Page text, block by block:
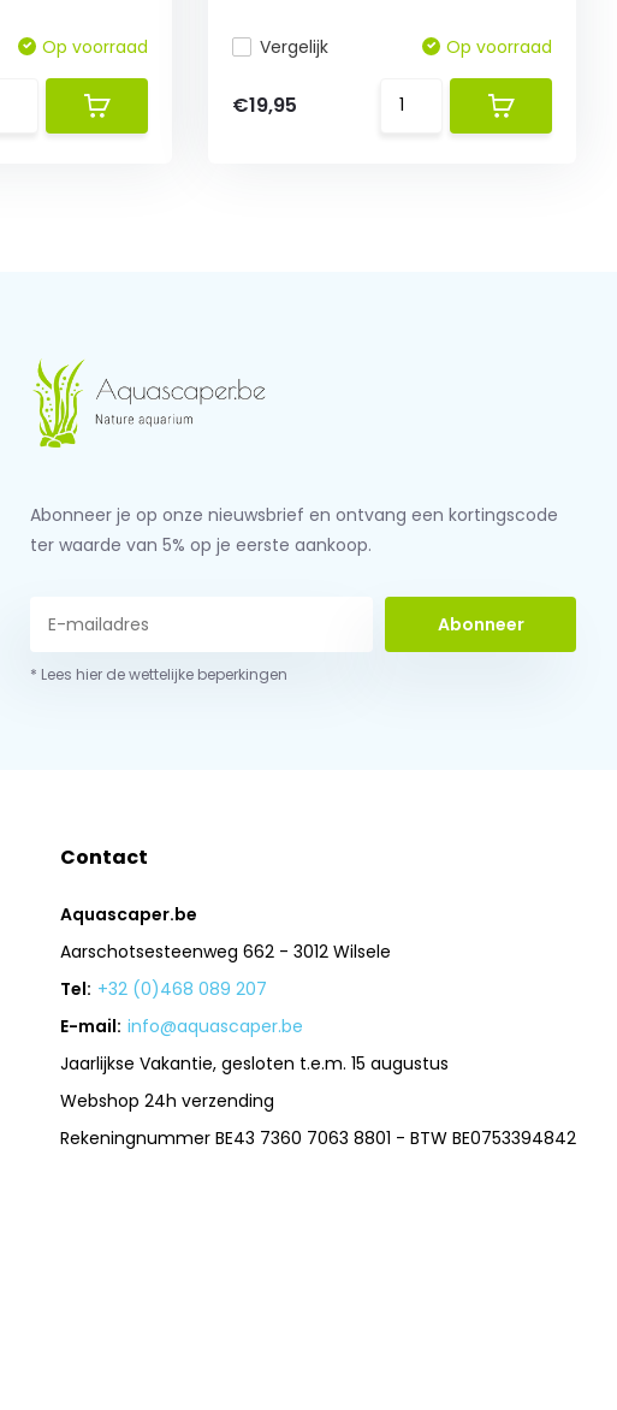
Op voorraad Vergelijk Op voorraad
€19,95
Abonneer je op onze nieuwsbrief en ontvang een kortingscode
ter waarde van 5% op je eerste aankoop.
Abonneer
* Lees hier de wettelijke beperkingen
Contact
Aquascaper.be
Aarschotsesteenweg 662 - 3012 Wilsele
Tel: +32 (0)468 089 207
E-mail: info@aquascaper.be
Jaarlijkse Vakantie, gesloten t.e.m. 15 augustus
Webshop 24h verzending
Rekeningnummer BE43 7360 7063 8801 - BTW BE0753394842